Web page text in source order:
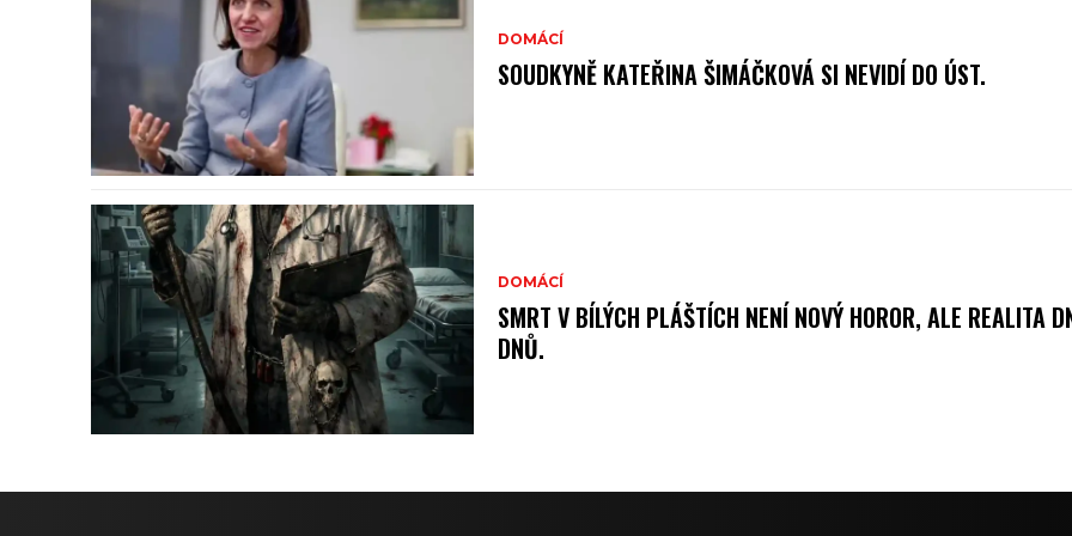
DOMÁCÍ
SOUDKYNĚ KATEŘINA ŠIMÁČKOVÁ SI NEVIDÍ DO ÚST.
DOMÁCÍ
SMRT V BÍLÝCH PLÁŠTÍCH NENÍ NOVÝ HOROR, ALE REALITA
DNŮ.